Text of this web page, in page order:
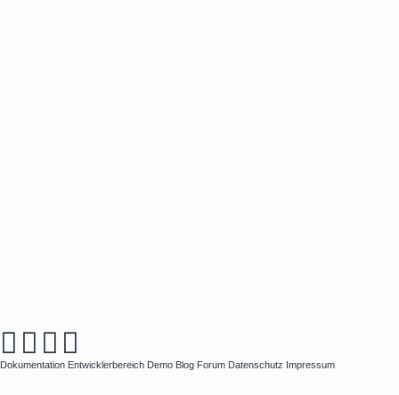
Dokumentation Entwicklerbereich Demo Blog Forum Datenschutz Impressum